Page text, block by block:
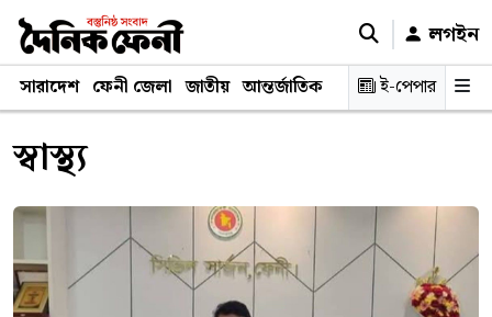
লগইন
সারাদেশ ফেনী জেলা জাতীয় আন্তর্জাতিক রাজনীতি স্বাস্থ্য শিক্ষা
ই-পেপার
স্বাস্থ্য